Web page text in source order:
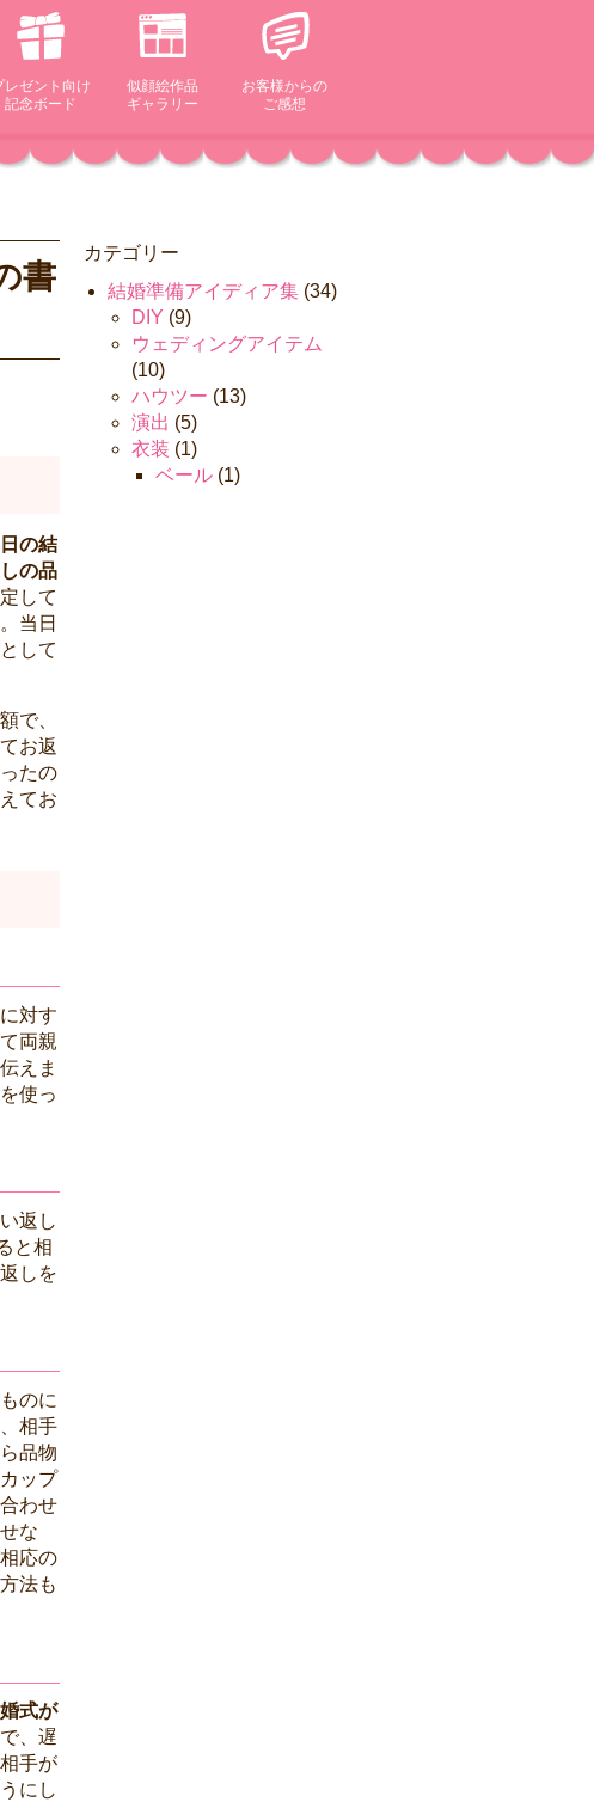
レゼント向け
記念ボード
似顔絵作品
ギャラリー
お客様からの
ご感想
書
の結
の品
して
当日
して
で、
お返
たの
てお
対す
両親
えま
使っ
返し
と相
しを
のに
相手
品物
ップ
わせ
な
応の
法も
式が
、遅
手が
にし
カテゴリー
結婚準備アイディア集 (34)
DIY (9)
ウェディングアイテム
(10)
ハウツー (13)
演出 (5)
衣装 (1)
ベール (1)